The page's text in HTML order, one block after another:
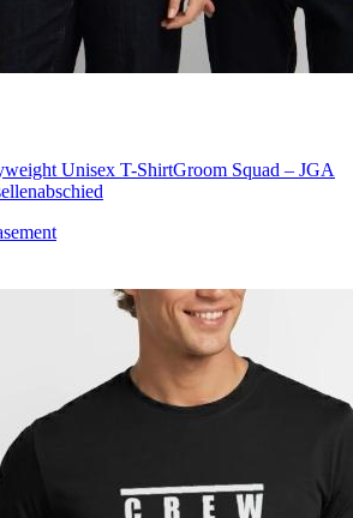
Unisex T-ShirtGroom Squad – JGA